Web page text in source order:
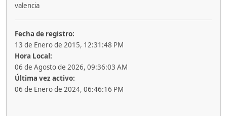
valencia
Fecha de registro:
13 de Enero de 2015, 12:31:48 PM
Hora Local:
06 de Agosto de 2026, 09:36:03 AM
Última vez activo:
06 de Enero de 2024, 06:46:16 PM